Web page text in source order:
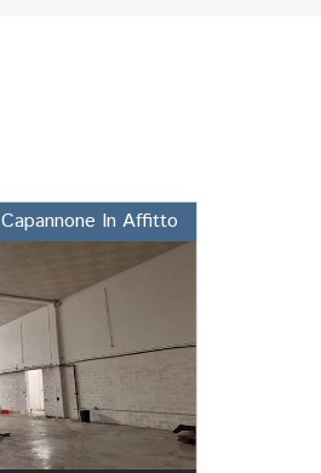
Capannone In Affitto